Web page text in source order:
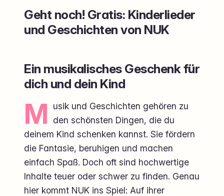
Geht noch! Gratis: Kinderlieder
und Geschichten von NUK
Ein musikalisches Geschenk für
dich und dein Kind
M
usik und Geschichten gehören zu
den schönsten Dingen, die du
deinem Kind schenken kannst. Sie fördern
die Fantasie, beruhigen und machen
einfach Spaß. Doch oft sind hochwertige
Inhalte teuer oder schwer zu finden. Genau
hier kommt NUK ins Spiel: Auf ihrer